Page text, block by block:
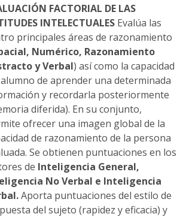
FACTORIAL DE LAS
INTELECTUALESEvalúa las
principales áreas de razonamiento
Numérico, Razonamiento
y Verbal) así como la capacidad
de aprender una determinada
y recordarla posteriormente
diferida). En su conjunto,
ofrecer una imagen global de la
de razonamiento de la persona
Se obtienen puntuaciones en los
de Inteligencia General,
No Verbal e Inteligencia
Aporta puntuaciones del estilo de
del sujeto (rapidez y eficacia) y